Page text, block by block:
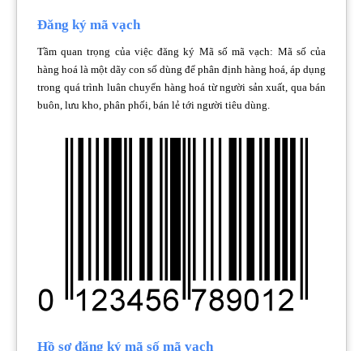
Đăng ký mã vạch
Tầm quan trọng của việc đăng ký Mã số mã vạch: Mã số của
hàng hoá là một dãy con số dùng để phân định hàng hoá, áp dụng
trong quá trình luân chuyển hàng hoá từ người sản xuất, qua bán
buôn, lưu kho, phân phối, bán lẻ tới người tiêu dùng.
Hồ sơ đăng ký mã số mã vạch